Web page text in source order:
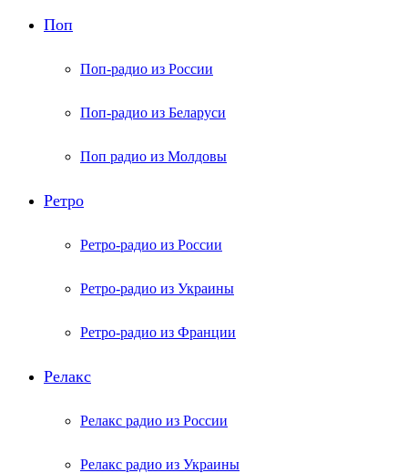
Поп
Поп-радио из России
Поп-радио из Беларуси
Поп радио из Молдовы
Ретро
Ретро-радио из России
Ретро-радио из Украины
Ретро-радио из Франции
Релакс
Релакс радио из России
Релакс радио из Украины